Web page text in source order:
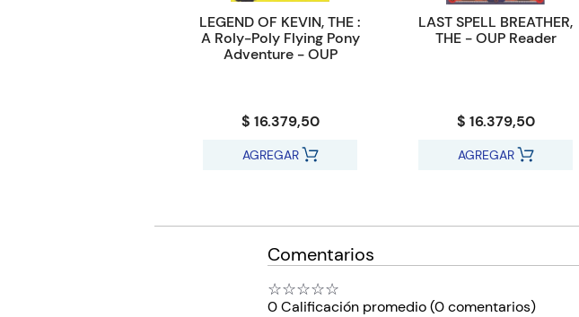
LEGEND OF KEVIN, THE :
A Roly-Poly Flying Pony
Adventure - OUP
$ 16.379,50
AGREGAR
LAST SPELL BREATHER,
THE - OUP Reader
$ 16.379,50
AGREGAR
Comentarios
☆☆☆☆☆
0 Calificación promedio(0 comentarios)